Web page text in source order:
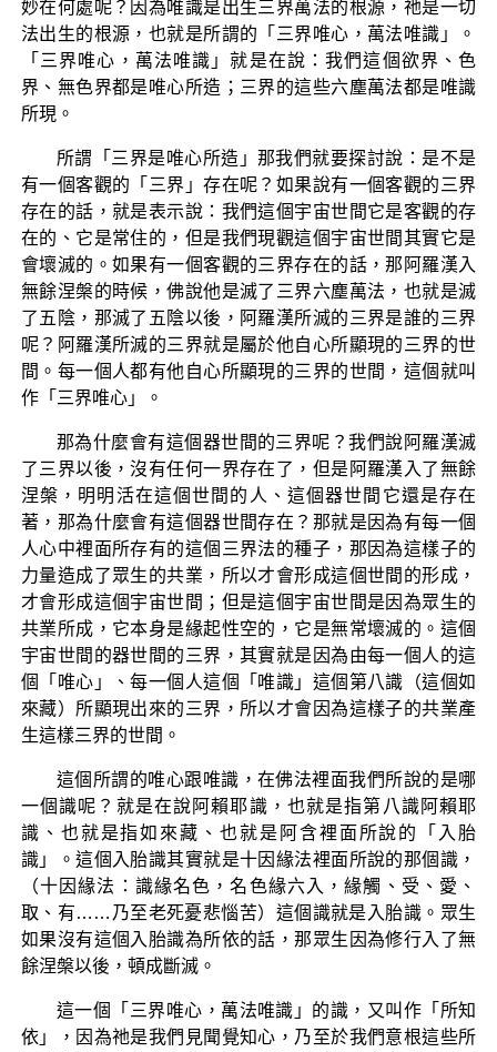
妙在何處呢？因為唯識是出生三界萬法的根源，祂是一切
法出生的根源，也就是所謂的「三界唯心，萬法唯識」。
「三界唯心，萬法唯識」就是在說：我們這個欲界、色
界、無色界都是唯心所造；三界的這些六塵萬法都是唯識
所現。
所謂「三界是唯心所造」那我們就要探討說：是不是
有一個客觀的「三界」存在呢？如果說有一個客觀的三界
存在的話，就是表示說：我們這個宇宙世間它是客觀的存
在的、它是常住的，但是我們現觀這個宇宙世間其實它是
會壞滅的。如果有一個客觀的三界存在的話，那阿羅漢入
無餘涅槃的時候，佛說他是滅了三界六塵萬法，也就是滅
了五陰，那滅了五陰以後，阿羅漢所滅的三界是誰的三界
呢？阿羅漢所滅的三界就是屬於他自心所顯現的三界的世
間。每一個人都有他自心所顯現的三界的世間，這個就叫
作「三界唯心」。
那為什麼會有這個器世間的三界呢？我們說阿羅漢滅
了三界以後，沒有任何一界存在了，但是阿羅漢入了無餘
涅槃，明明活在這個世間的人、這個器世間它還是存在
著，那為什麼會有這個器世間存在？那就是因為有每一個
人心中裡面所存有的這個三界法的種子，那因為這樣子的
力量造成了眾生的共業，所以才會形成這個世間的形成，
才會形成這個宇宙世間；但是這個宇宙世間是因為眾生的
共業所成，它本身是緣起性空的，它是無常壞滅的。這個
宇宙世間的器世間的三界，其實就是因為由每一個人的這
個「唯心」、每一個人這個「唯識」這個第八識（這個如
來藏）所顯現出來的三界，所以才會因為這樣子的共業產
生這樣三界的世間。
這個所謂的唯心跟唯識，在佛法裡面我們所說的是哪
一個識呢？就是在說阿賴耶識，也就是指第八識阿賴耶
識、也就是指如來藏、也就是阿含裡面所說的「入胎
識」。這個入胎識其實就是十因緣法裡面所說的那個識，
（十因緣法：識緣名色，名色緣六入，緣觸、受、愛、
取、有……乃至老死憂悲惱苦）這個識就是入胎識。眾生
如果沒有這個入胎識為所依的話，那眾生因為修行入了無
餘涅槃以後，頓成斷滅。
這一個「三界唯心，萬法唯識」的識，又叫作「所知
依」，因為祂是我們見聞覺知心，乃至於我們意根這些所